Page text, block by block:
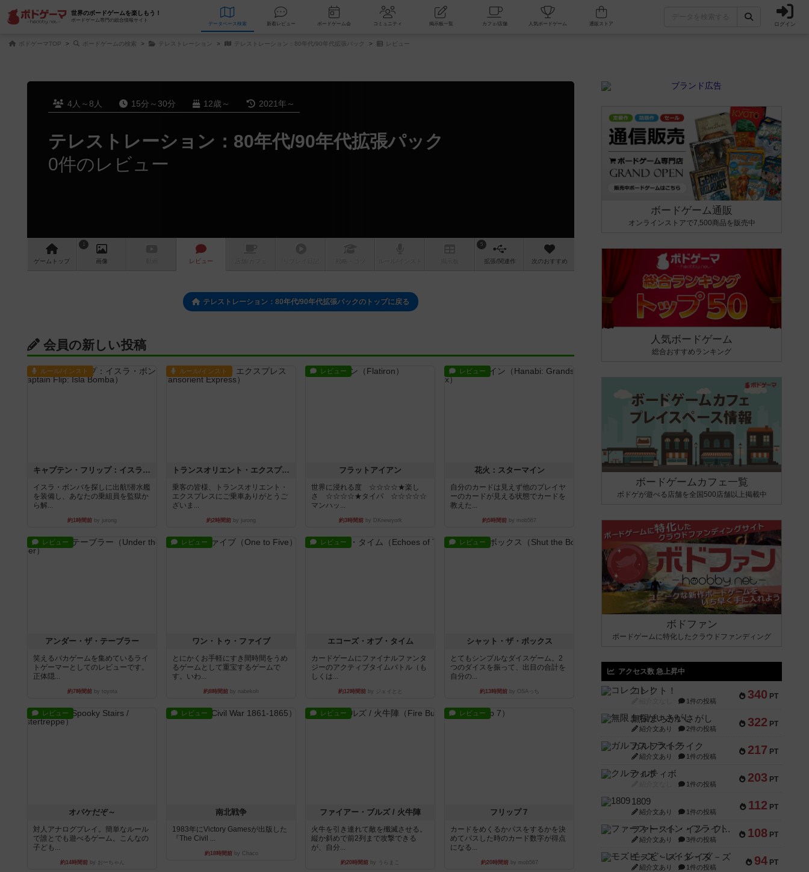
世界のボードゲームを楽しもう！
ボードゲーム専門の総合情報サイト
データベース 検索 新着レビュー ボードゲーム会 コミュニティ 掲示板一覧 カフェ/店舗 人気ボードゲーム ログイン
ボドゲーマTOP ボードゲームの検索 テレストレーション テレストレーション：80年代/90年代拡張パック レビュー
4人～8人 15分～30分 12歳～ 2021年～
テレストレーション：80年代/90年代拡張パック
0件のレビュー
ゲーム トップ
1
画像 レビュー
5
拡張/関連作 次のおすすめ
テレストレーション：80年代/90年代拡張パックのトップに戻る
会員の新しい投稿
ルール/インスト
キャプテン・フリップ：イスラ・ボンバ
イスラ・ボンバを探しに出航!潜水艦
を装備し、あなたの乗組員を監獄か
ら解...
約1時間前 by jurong
ルール/インスト
トランスオリエント・エクスプレス
乗客の皆様、トランスオリエント・
エクスプレスにご乗車ありがとうご
ざいま...
約2時間前 by jurong
レビュー
フラットアイアン
世界に浸れる度 ☆☆☆☆★楽し
さ ☆☆☆☆★タイパ ☆☆☆☆☆
マンハッ...
約3時間前by DKnewyork
レビュー
花火：スターマイン
自分のカードは見えず他のプレイヤ
ーのカードが見える状態でカードを
教えた...
約5時間前 by mob567
レビュー
アンダー・ザ・テーブラー
笑えるバカゲームを集めているライ
トゲーマーとしてのレビューです。
正体隠...
約7時間前by toyota
レビュー
ワン・トゥ・ファイブ
とにかくお手軽にすき間時間をうめ
るゲームとして重宝するゲームで
す。いわ...
約8時間前 by nabekoh
レビュー
エコーズ・オブ・タイム
カードゲームにファイナルファンタ
ジーのアクティブタイムバトル（も
しくは...
約12時間前by ジェイとと
レビュー
シャット・ザ・ボックス
とてもシンプルなダイスゲーム。2
つのダイスを振って、出目の合計を
自分の...
約13時間前by OSAっち
レビュー
オバケだぞ～
対人アナログプレイ。簡単なルール
で誰とでも遊べるゲーム。こんなの
子ども...
約14時間前by おーちゃん
レビュー
南北戦争
1983年にVictory Gamesが出版した
『The Civil ...
約18時間前by Chaco
レビュー
ファイアー・ブルズ / 火牛陣
火牛を引き連れて敵を殲滅させる。
縦か斜めで前2列まで攻撃できる
が、自分...
約20時間前 by うらまこ
レビュー
フリップ７
カードをめくるかパスをするかを決
めてパスした時のカード数字が得点
になる...
約20時間前by mob567
ボードゲーム通販
オンラインストアで7,500商品を販売中
人気ボードゲーム
総合おすすめランキング
ボードゲームカフェ一覧
ボドゲが遊べる店舗を全国500店舗以上掲載中
ボドファン
ボードゲームに特化したクラウドファンディング
アクセス数 急上昇中
340 PT
コレクト！
1件の投稿
322 PT
無限まちがいさがし
紹介文あり 2件の投稿
217 PT
ガルフストライク
紹介文あり 1件の投稿
203 PT
クルティボ
1件の投稿
112 PT
1809
紹介文あり 1件の投稿
108 PT
ファースト・イン・フライト
紹介文あり 3件の投稿
94 PT
モズビ－ズ・レイダ－ズ
紹介文あり 1件の投稿